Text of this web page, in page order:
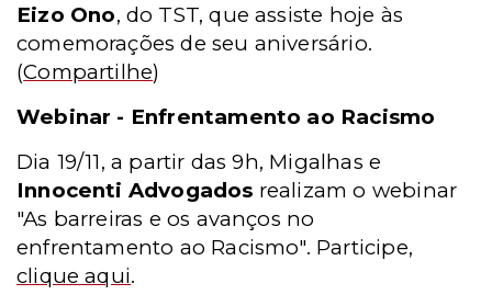
Eizo Ono, do TST, que assiste hoje às
comemorações de seu aniversário.
(Compartilhe)
Webinar - Enfrentamento ao Racismo
Dia 19/11, a partir das 9h, Migalhas e
Innocenti Advogados realizam o webinar
"As barreiras e os avanços no
enfrentamento ao Racismo". Participe,
clique aqui.